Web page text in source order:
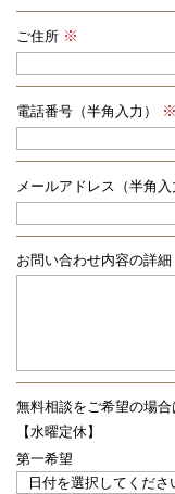
ご住所
電話番号（半角入力）
メールアドレス（半角入
お問い合わせ内容の詳細
無料相談をご希望の場合
【水曜定休】
第一希望